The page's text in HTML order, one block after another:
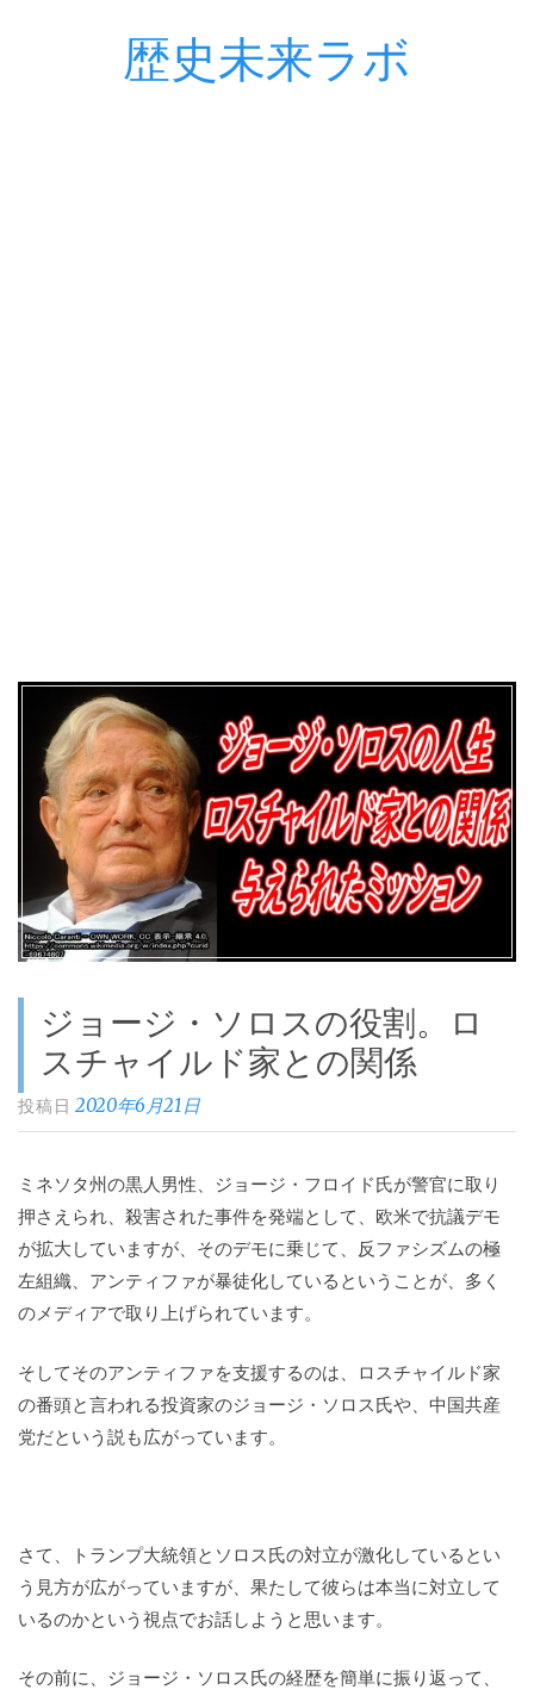
歴史未来ラボ
ジョージ・ソロスの役割。ロ
スチャイルド家との関係
投稿日2020年6月21日
ミネソタ州の黒人男性、ジョージ・フロイド氏が警官に取り
押さえられ、殺害された事件を発端として、欧米で抗議デモ
が拡大していますが、そのデモに乗じて、反ファシズムの極
左組織、アンティファが暴徒化しているということが、多く
のメディアで取り上げられています。
そしてそのアンティファを支援するのは、ロスチャイルド家
の番頭と言われる投資家のジョージ・ソロス氏や、中国共産
党だという説も広がっています。
さて、トランプ大統領とソロス氏の対立が激化しているとい
う見方が広がっていますが、果たして彼らは本当に対立して
いるのかという視点でお話しようと思います。
その前に、ジョージ・ソロス氏の経歴を簡単に振り返って、